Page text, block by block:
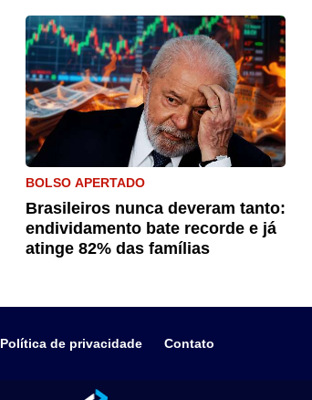
BOLSO APERTADO
Brasileiros nunca deveram tanto:
endividamento bate recorde e já
atinge 82% das famílias
Política de privacidade Contato